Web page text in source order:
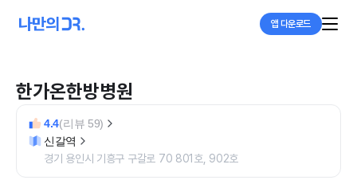
앱 다운로드
한가온한방병원
4.4(리뷰 59)
신갈역
경기 용인시 기흥구 구갈로 70 801호, 902호